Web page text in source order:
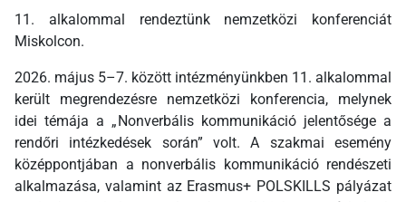
11. alkalommal rendeztünk nemzetközi konferenciát
Miskolcon.
2026. május 5–7. között intézményünkben 11. alkalommal
került megrendezésre nemzetközi konferencia, melynek
idei témája a „Nonverbális kommunikáció jelentősége a
rendőri intézkedések során” volt. A szakmai esemény
középpontjában a nonverbális kommunikáció rendészeti
alkalmazása, valamint az Erasmus+ POLSKILLS pályázat